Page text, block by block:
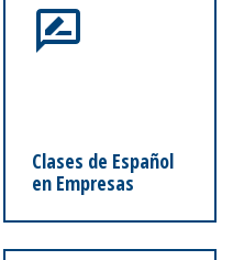
Clases de Español
en Empresas